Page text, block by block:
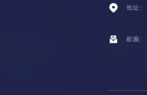
地址：
邮编：